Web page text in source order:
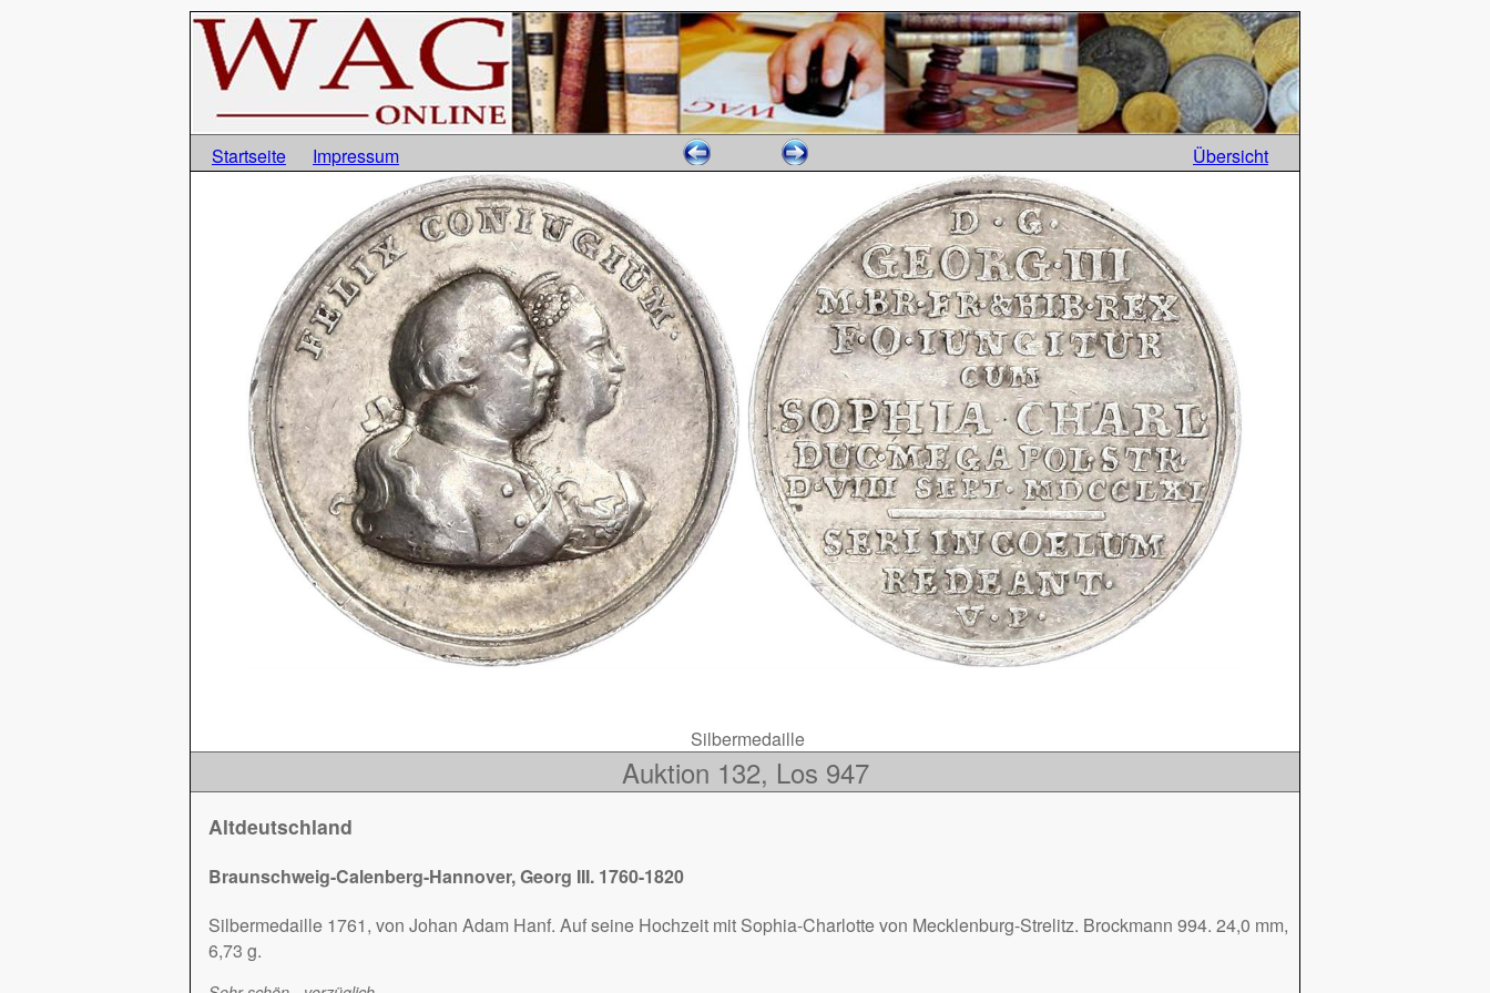
Startseite Impressum Übersicht
Silbermedaille
Auktion 132, Los 947
Altdeutschland
Braunschweig-Calenberg-Hannover, Georg III. 1760-1820
Silbermedaille 1761, von Johan Adam Hanf. Auf seine Hochzeit mit Sophia-Charlotte von Mecklenburg-Strelitz. Brockmann 994. 24,0 mm,
6,73 g.